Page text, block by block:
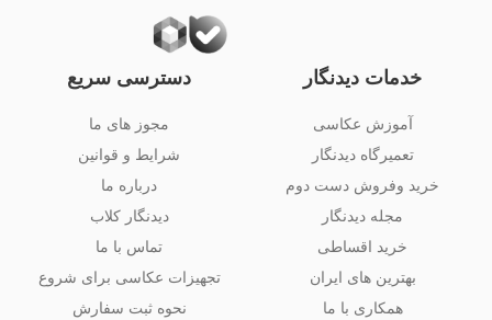
خدمات دیدنگار
آموزش عکاسی
تعمیرگاه دیدنگار
خرید وفروش دست دوم
مجله دیدنگار
خرید اقساطی
بهترین های ایران
همکاری با ما
دسترسی سریع
مجوز های ما
شرایط و قوانین
درباره ما
دیدنگار کلاب
تماس با ما
تجهیزات عکاسی برای شروع
نحوه ثبت سفارش